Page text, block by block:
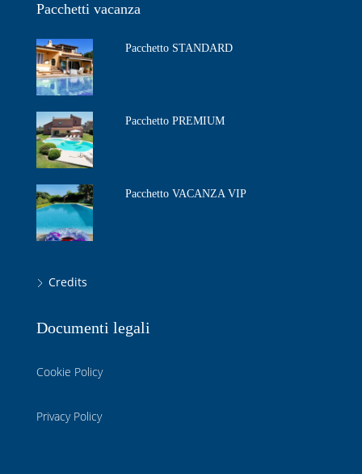
Pacchetti vacanza
Pacchetto STANDARD
Pacchetto PREMIUM
Pacchetto VACANZA VIP
Credits
Documenti legali
Cookie Policy
Privacy Policy